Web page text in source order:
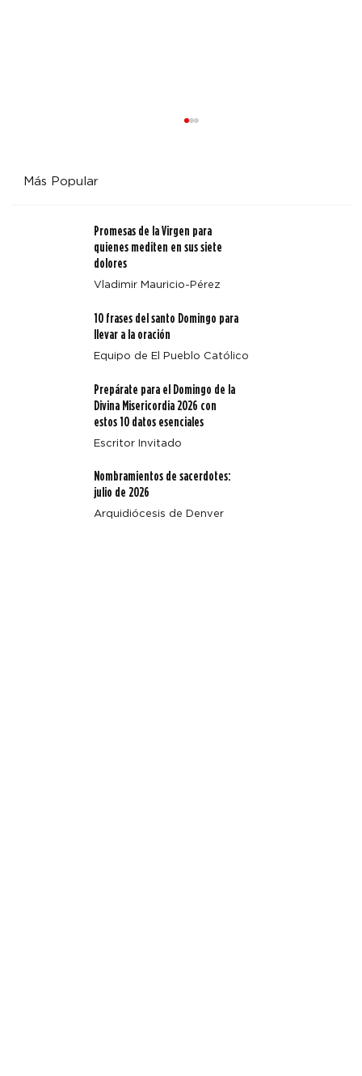
Cuatro enseñanzas clave de Magnifica Humanitas
Más Popular
Promesas de la Virgen para
quienes mediten en sus siete
dolores
Vladimir Mauricio-Pérez
10 frases del santo Domingo para
llevar a la oración
Equipo de El Pueblo Católico
Prepárate para el Domingo de la
Divina Misericordia 2026 con
estos 10 datos esenciales
Escritor Invitado
Nombramientos de sacerdotes:
julio de 2026
Arquidiócesis de Denver